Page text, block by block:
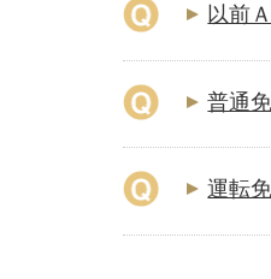
以前
普通
運転